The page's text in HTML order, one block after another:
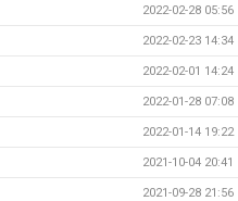
2022-02-28 05:56
2022-02-23 14:34
2022-02-01 14:24
2022-01-28 07:08
2022-01-14 19:22
2021-10-04 20:41
2021-09-28 21:56